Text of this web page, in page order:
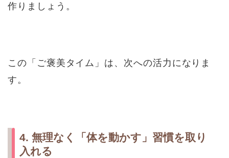
作りましょう。
この「ご褒美タイム」は、次への活力になりま
す。
4. 無理なく「体を動かす」習慣を取り
入れる